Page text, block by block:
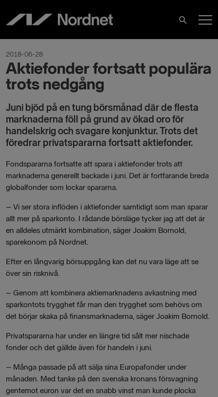
innehåll
Sök
2018-06-28
Aktiefonder fortsatt populära
trots nedgång
Juni bjöd på en tung börsmånad där de flesta
marknaderna föll på grund av ökad oro för
handelskrig och svagare konjunktur. Trots det
föredrar privatspararna fortsatt aktiefonder.
Fondspararna fortsatte att spara i aktiefonder trots att
marknaderna generellt backade i juni. Det är fortfarande breda
globalfonder som lockar spararna.
– Vi ser stora inflöden i aktiefonder samtidigt som man sparar
allt mer på sparkonto. I rådande börsläge tycker jag att det är
en alldeles utmärkt kombination, säger Joakim Bornold,
sparekonom på Nordnet.
Efter en långvarig börsuppgång kan det nu vara läge att se
över sin risknivå.
– Genom att kombinera aktiemarknadens avkastning med
sparkontots trygghet får man den trygghet som behövs om
det börjar skaka på finansmarknaderna, säger Joakim Bornold.
Privatspararna har under en längre tid sålt mer nischade
fonder och det gällde även för handeln i juni.
– Många passade på att sälja sina Europafonder under
månaden. Med tanke på den svenska kronans försvagning
gentemot euron var det en snabb vinst man kunde plocka